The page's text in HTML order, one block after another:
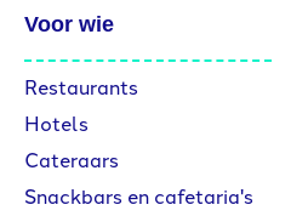
Voor wie
Restaurants
Hotels
Cateraars
Snackbars en cafetaria's